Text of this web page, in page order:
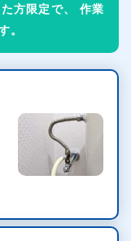
第121号
第100号
方限定で、
作業
。